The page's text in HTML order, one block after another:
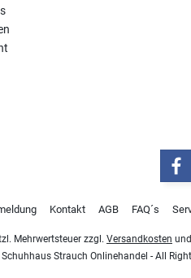
Kontakt AGB FAQ´s
Mehrwertsteuer zzgl. Versandkosten
Strauch Onlinehandel - All